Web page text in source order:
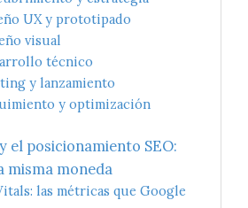
UX y prototipado
visual
técnico
y lanzamiento
y optimización
el posicionamiento SEO:
misma moneda
las métricas que Google